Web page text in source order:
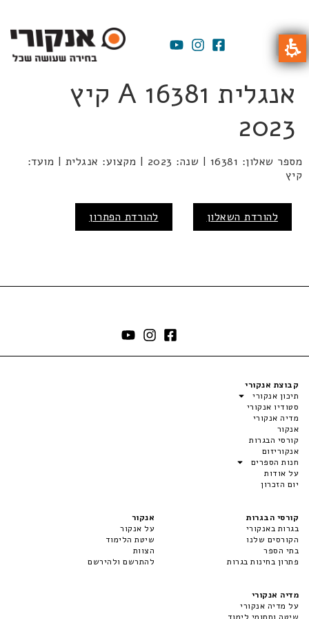
אנגלית A 16381 קיץ
2023
מספר שאלון: 16381 | שנה: 2023 | מקצוע: אנגלית | מועד:
קיץ
להורדת השאלון להורדת הפתרון
קבוצת אנקורי
תיכון אנקורי
סטודיו אנקורי
מדיה אנקורי
אנקור
קורסי הבגרות
אנקוריזום
חנות הספרים
על אודות
יום הזכרון
קורסי הבגרות
בגרות באנקורי
הקורסים שלנו
בתי הספר
פתרון בחינות בגרות
אנקור
על אנקור
שיטת הלימוד
הצוות
להתרשם ולהירשם
מדיה אנקורי
על מדיה אנקורי